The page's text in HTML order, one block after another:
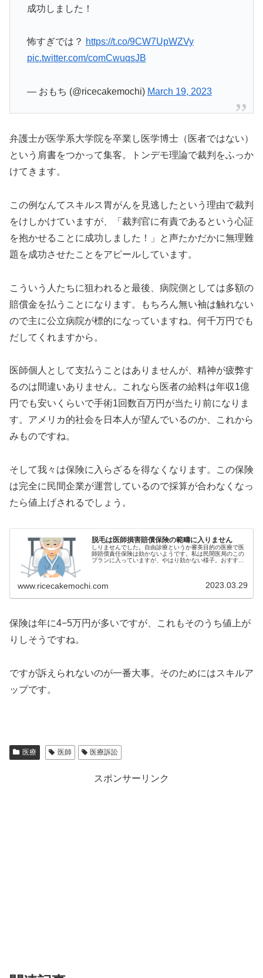
成功しました！
怖すぎでは？ https://t.co/9CW7UpWZVy
pic.twitter.com/comCwuqsJB
— おもち (@ricecakemochi) March 19, 2023
弁護士が医学系大学院を卒業し医学博士（医者ではない）
という肩書をつかって集客。トンデモ理論で裁判をふっか
けてきます。
この例なんてスキルス胃がんを見逃したという理由で裁判
をけしかけていますが、「裁判官に有責であるという心証
を抱かせることに成功しました！」と声たかだかに無理難
題を成功させたことをアピールしています。
こういう人たちに狙われると最後、病院側としては多額の
賠償金を払うことになります。もちろん無い袖は触れない
ので主に公立病院が標的になっていますね。何千万円でも
だしてくれますから。
医師個人として支払うことはありませんが、精神が疲弊す
るのは間違いありません。これなら医者の給料は年収1億
円でも安いくらいで手術1回数百万円が当たり前になりま
す。アメリカ的社会を日本人が望んでいるのか、これから
みものですね。
そして我々は保険に入らざるを得なくなります。この保険
は完全に民間企業が運営しているので採算が合わなくなっ
たら値上げされるでしょう。
脱毛は医師損害賠償保険の範疇に入りません
しりませんでした。自由診療というか審美目的の医療で医
師賠償責任保険は効かないようです。私は民間医局のこの
プランに入っていますが、やはり効かない様子。おすすめ
www.ricecakemochi.com 2023.03.29
保険は年に4−5万円が多いですが、これもそのうち値上が
りしそうですね。
ですが訴えられないのが一番大事。そのためにはスキルア
ップです。
医療 医師 医療訴訟
スポンサーリンク